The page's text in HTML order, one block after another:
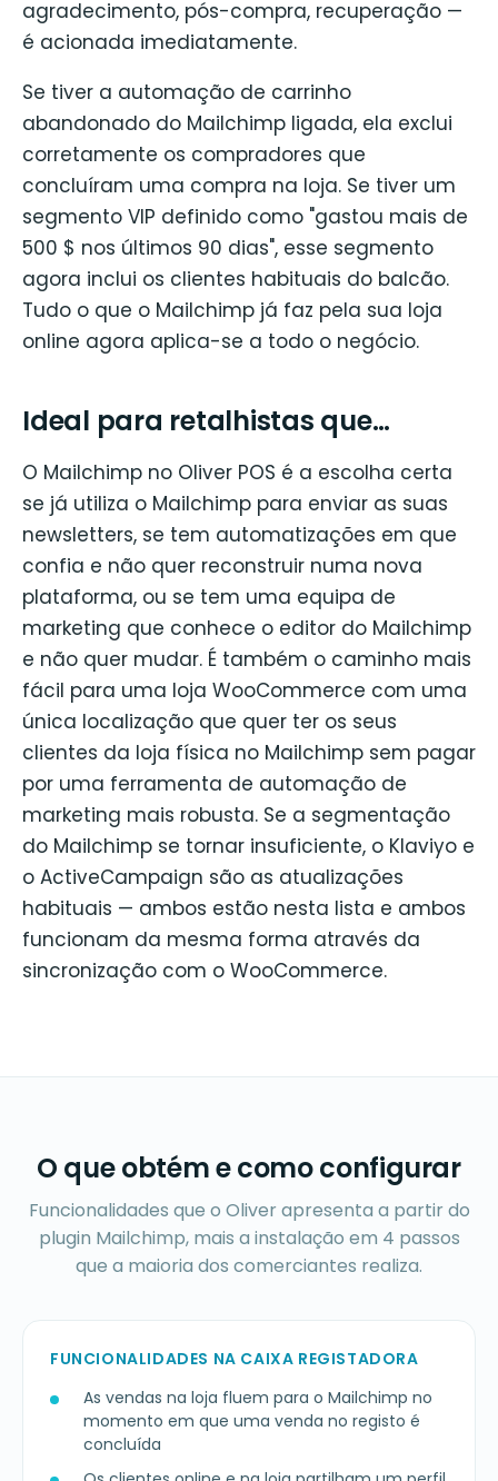
agradecimento, pós-compra, recuperação —
é acionada imediatamente.
Se tiver a automação de carrinho
abandonado do Mailchimp ligada, ela exclui
corretamente os compradores que
concluíram uma compra na loja. Se tiver um
segmento VIP definido como "gastou mais de
500 $ nos últimos 90 dias", esse segmento
agora inclui os clientes habituais do balcão.
Tudo o que o Mailchimp já faz pela sua loja
online agora aplica-se a todo o negócio.
Ideal para retalhistas que…
O Mailchimp no Oliver POS é a escolha certa
se já utiliza o Mailchimp para enviar as suas
newsletters, se tem automatizações em que
confia e não quer reconstruir numa nova
plataforma, ou se tem uma equipa de
marketing que conhece o editor do Mailchimp
e não quer mudar. É também o caminho mais
fácil para uma loja WooCommerce com uma
única localização que quer ter os seus
clientes da loja física no Mailchimp sem pagar
por uma ferramenta de automação de
marketing mais robusta. Se a segmentação
do Mailchimp se tornar insuficiente, o Klaviyo e
o ActiveCampaign são as atualizações
habituais — ambos estão nesta lista e ambos
funcionam da mesma forma através da
sincronização com o WooCommerce.
O que obtém e como configurar
Funcionalidades que o Oliver apresenta a partir do
plugin Mailchimp, mais a instalação em 4 passos
que a maioria dos comerciantes realiza.
FUNCIONALIDADES NA CAIXA REGISTADORA
As vendas na loja fluem para o Mailchimp no
momento em que uma venda no registo é
concluída